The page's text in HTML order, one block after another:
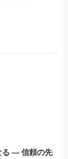
る ― 信頼の先